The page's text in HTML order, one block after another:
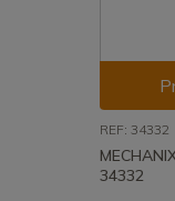
REF: 34332
34332